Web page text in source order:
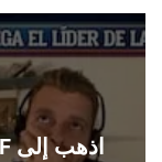
ح
ة
ف ل
ل
و
ن